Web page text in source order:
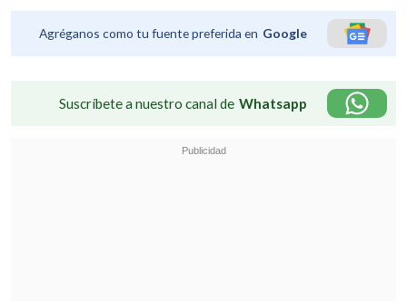
Agréganos como tu fuente preferida en Google
Suscríbete a nuestro canal de Whatsapp